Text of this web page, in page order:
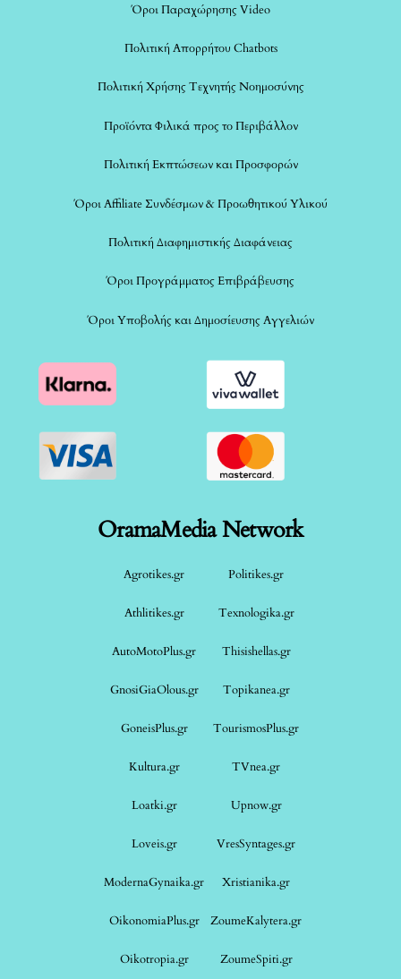
Όροι Παραχώρησης Video
Πολιτική Απορρήτου Chatbots
Πολιτική Χρήσης Τεχνητής Νοημοσύνης
Προϊόντα Φιλικά προς το Περιβάλλον
Πολιτική Εκπτώσεων και Προσφορών
Όροι Affiliate Συνδέσμων & Προωθητικού Υλικού
Πολιτική Διαφημιστικής Διαφάνειας
Όροι Προγράμματος Επιβράβευσης
Όροι Υποβολής και Δημοσίευσης Αγγελιών
OramaMedia Network
Agrotikes.gr Politikes.gr
Athlitikes.gr Texnologika.gr
AutoMotoPlus.gr Thisishellas.gr
GnosiGiaOlous.gr Topikanea.gr
GoneisPlus.gr TourismosPlus.gr
Kultura.gr TVnea.gr
Loatki.gr Upnow.gr
Loveis.gr VresSyntages.gr
ModernaGynaika.gr Xristianika.gr
OikonomiaPlus.gr ZoumeKalytera.gr
Oikotropia.gr ZoumeSpiti.gr